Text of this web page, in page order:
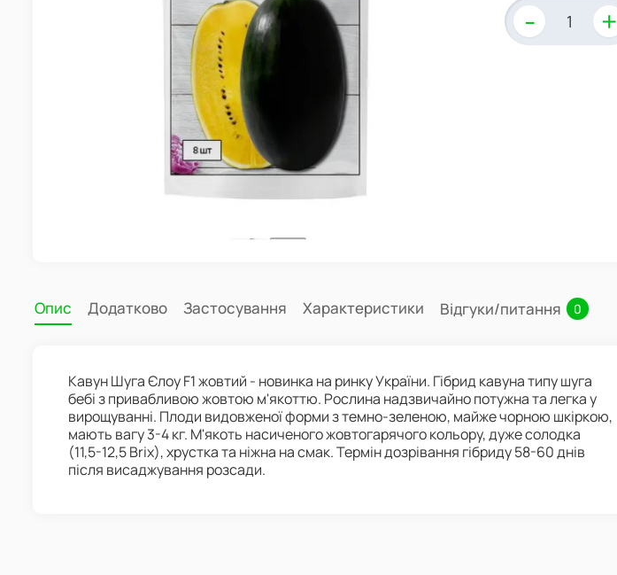
- +
Опис Додатково Застосування Характеристики Відгуки/питання 0
Кавун Шуга Єлоу F1 жовтий - новинка на ринку України. Гібрид кавуна типу шуга
бебі з привабливою жовтою м'якоттю. Рослина надзвичайно потужна та легка у
вирощуванні. Плоди видовженої форми з темно-зеленою, майже чорною шкіркою,
мають вагу 3-4 кг. М'якоть насиченого жовтогарячого кольору, дуже солодка
(11,5-12,5 Brix), хрустка та ніжна на смак. Термін дозрівання гібриду 58-60 днів
після висаджування розсади.